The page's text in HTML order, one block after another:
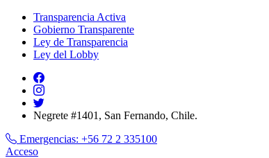
Transparencia Activa
Gobierno Transparente
Ley de Transparencia
Ley del Lobby
Negrete #1401, San Fernando, Chile.
Emergencias: +56 72 2 335100
Acceso